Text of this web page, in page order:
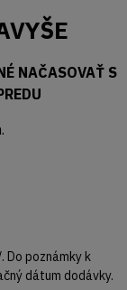
NAČASOVAŤ S
poznámky k
dátum dodávky.